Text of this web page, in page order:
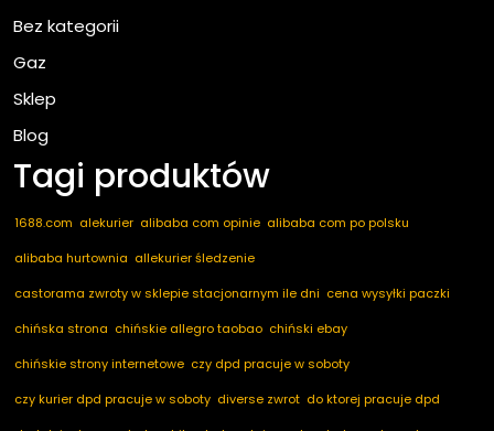
Bez kategorii
Gaz
Sklep
Blog
Tagi produktów
1688.com alekurier alibaba com opinie alibaba com po polsku
alibaba hurtownia allekurier śledzenie
castorama zwroty w sklepie stacjonarnym ile dni cena wysyłki paczki
chińska strona chińskie allegro taobao chiński ebay
chińskie strony internetowe czy dpd pracuje w soboty
czy kurier dpd pracuje w soboty diverse zwrot do ktorej pracuje dpd